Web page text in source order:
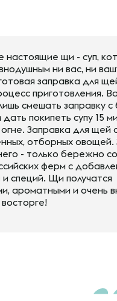
настоящие щи - суп,
ни вас, ни
заправка для
приготовления.
смешать заправку с
покипеть супу 15
Заправка для щей
отборных овощей.
- только бережно
ферм с
и специй. Щи получатся
ароматными и очень